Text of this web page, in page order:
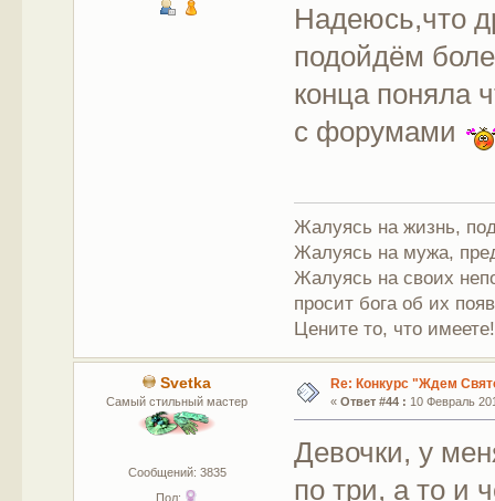
Надеюсь,что
подойдём
конца поняла
с форумами
Жалуясь на жизнь,
Жалуясь на мужа,
Жалуясь на своих
просит бога об их
Цените то, что имеете!
Svetka
Самый стильный мастер
Сообщений: 3835
Пол:
Re: Конкурс "Ждем
« Ответ #44 : 10 Февраль
Девочки, у
по три, а то и